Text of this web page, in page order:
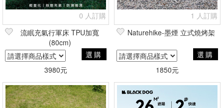
0 人訂購
流眠充氣行軍床 TPU加寬
(80cm)
選購
3980元
1 人訂購
Naturehike-墨煙 立式燒烤架
選購
1850元